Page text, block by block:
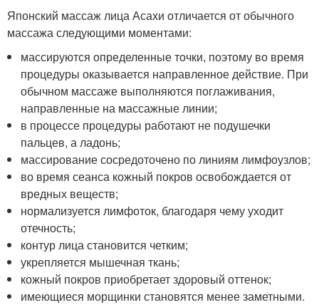
Японский массаж лица Асахи отличается от обычного
массажа следующими моментами:
массируются определенные точки, поэтому во время
процедуры оказывается направленное действие. При
обычном массаже выполняются поглаживания,
направленные на массажные линии;
в процессе процедуры работают не подушечки
пальцев, а ладонь;
массирование сосредоточено по линиям лимфоузлов;
во время сеанса кожный покров освобождается от
вредных веществ;
нормализуется лимфоток, благодаря чему уходит
отечность;
контур лица становится четким;
укрепляется мышечная ткань;
кожный покров приобретает здоровый оттенок;
имеющиеся морщинки становятся менее заметными.